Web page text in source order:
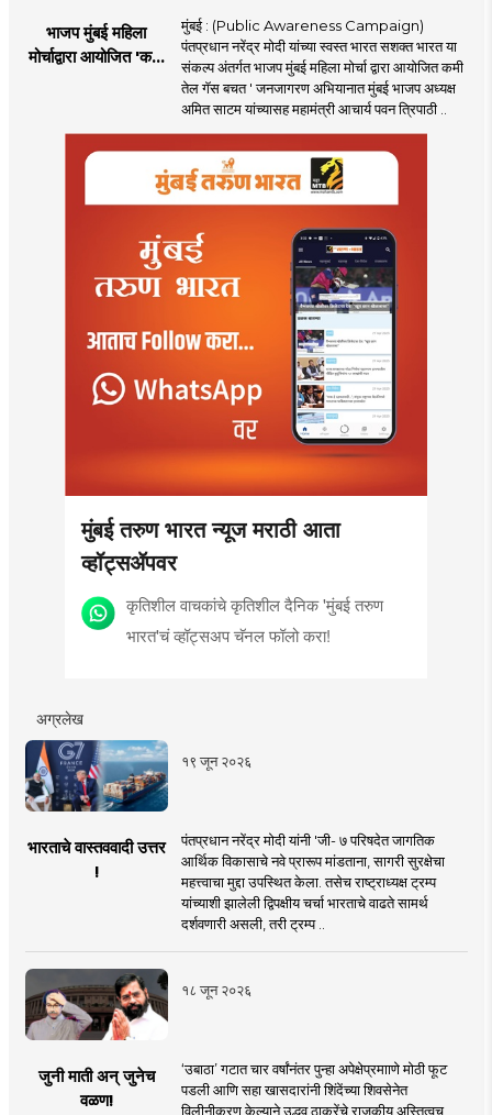
भाजप मुंबई महिला
मोर्चाद्वारा आयोजित 'कमी
मुंबई : (Public Awareness Campaign)
पंतप्रधान नरेंद्र मोदी यांच्या स्वस्त भारत सशक्त भारत या
संकल्प अंतर्गत भाजप मुंबई महिला मोर्चा द्वारा आयोजित कमी
तेल गॅस बचत ' जनजागरण अभियानात मुंबई भाजप अध्यक्ष
अमित साटम यांच्यासह महामंत्री आचार्य पवन त्रिपाठी ..
मुंबई तरुण भारत न्यूज मराठी आता
व्हॉट्सॲपवर
कृतिशील वाचकांचे कृतिशील दैनिक 'मुंबई तरुण
भारत'चं व्हॉट्सअप चॅनल फॉलो करा!
अग्रलेख
१९ जून २०२६
भारताचे वास्तववादी उत्तर
!
पंतप्रधान नरेंद्र मोदी यांनी 'जी- ७ परिषदेत जागतिक
आर्थिक विकासाचे नवे प्रारूप मांडताना, सागरी सुरक्षेचा
महत्त्वाचा मुद्दा उपस्थित केला. तसेच राष्ट्राध्यक्ष ट्रम्प
यांच्याशी झालेली द्विपक्षीय चर्चा भारताचे वाढते सामर्थ
दर्शवणारी असली, तरी ट्रम्प ..
१८ जून २०२६
जुनी माती अन् जुनेच
वळण!
‘उबाठा’ गटात चार वर्षांनंतर पुन्हा अपेक्षेप्रमााणे मोठी फूट
पडली आणि सहा खासदारांनी शिंदेंच्या शिवसेनेत
विलीनीकरण केल्याने उद्धव ठाकरेंचे राजकीय अस्तित्वच